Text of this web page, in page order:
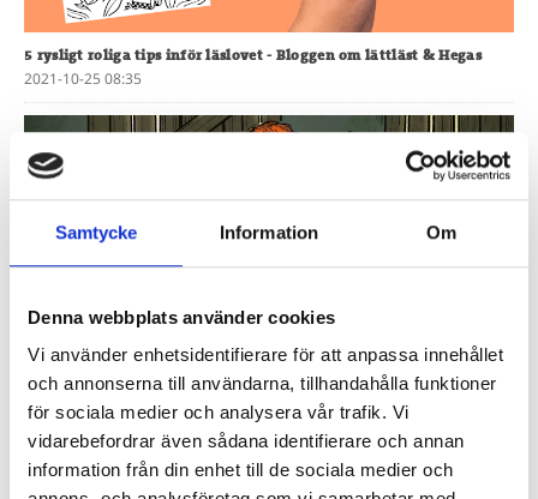
Samtycke Information Om
Denna webbplats använder cookies
Vi använder enhetsidentifierare för att anpassa innehållet
och annonserna till användarna, tillhandahålla funktioner
för sociala medier och analysera vår trafik. Vi
vidarebefordrar även sådana identifierare och annan
information från din enhet till de sociala medier och
5 rysligt roliga tips inför läslovet- Bloggen om lättläst & Hegas
2021-10-25 08:35
Varför ger Hegas ut så mycket skräck? - Bloggen om lättläst & Hegas
2020-01-21 15:50